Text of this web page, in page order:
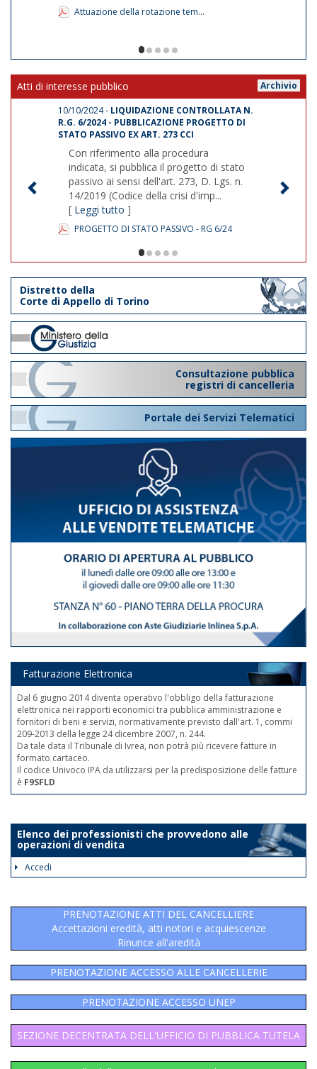
Attuazione della rotazione tem...
1/5
Archivio
Atti di interesse pubblico
10/10/2024 - LIQUIDAZIONE CONTROLLATA N.
R.G. 6/2024 - PUBBLICAZIONE PROGETTO DI
STATO PASSIVO EX ART. 273 CCI
Con riferimento alla procedura
indicata, si pubblica il progetto di stato
passivo ai sensi dell'art. 273, D. Lgs. n.
14/2019 (Codice della crisi d'imp...
[ Leggi tutto ]
PROGETTO DI STATO PASSIVO - RG 6/24
1/5
Distretto della
Corte di Appello di Torino
Consultazione pubblica
registri di cancelleria
Portale dei Servizi Telematici
Fatturazione Elettronica
Dal 6 giugno 2014 diventa operativo l'obbligo della fatturazione
elettronica nei rapporti economici tra pubblica amministrazione e
fornitori di beni e servizi, normativamente previsto dall'art. 1, commi
209-2013 della legge 24 dicembre 2007, n. 244.
Da tale data il Tribunale di Ivrea, non potrà più ricevere fatture in
formato cartaceo.
Il codice Univoco IPA da utilizzarsi per la predisposizione delle fatture
è F9SFLD
Elenco dei professionisti che provvedono alle
operazioni di vendita
Accedi
PRENOTAZIONE ATTI DEL CANCELLIERE
Accettazioni eredità, atti notori e acquiescenze
Rinunce all'aredità
PRENOTAZIONE ACCESSO ALLE CANCELLERIE
PRENOTAZIONE ACCESSO UNEP
SEZIONE DECENTRATA DELL'UFFICIO DI PUBBLICA TUTELA